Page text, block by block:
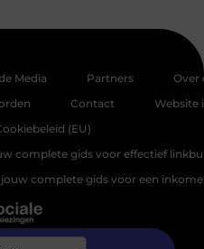
Media Partners
Over
Contact
Website
(EU)
complete gids voor effectief
complete gids voor een